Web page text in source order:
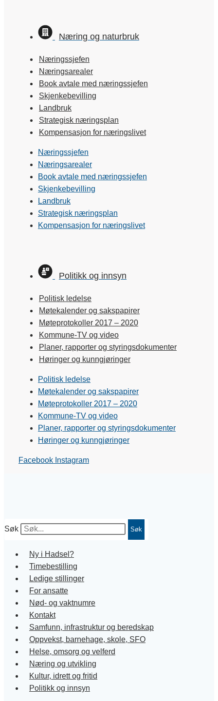
Næring og naturbruk
Næringssjefen
Næringsarealer
Book avtale med næringssjefen
Skjenkebevilling
Landbruk
Strategisk næringsplan
Kompensasjon for næringslivet
Næringssjefen
Næringsarealer
Book avtale med næringssjefen
Skjenkebevilling
Landbruk
Strategisk næringsplan
Kompensasjon for næringslivet
Politikk og innsyn
Politisk ledelse
Møtekalender og sakspapirer
Møteprotokoller 2017 – 2020
Kommune-TV og video
Planer, rapporter og styringsdokumenter
Høringer og kunngjøringer
Politisk ledelse
Møtekalender og sakspapirer
Møteprotokoller 2017 – 2020
Kommune-TV og video
Planer, rapporter og styringsdokumenter
Høringer og kunngjøringer
Facebook Instagram
Søk Søk
Ny i Hadsel?
Timebestilling
Ledige stillinger
For ansatte
Nød- og vaktnumre
Kontakt
Samfunn, infrastruktur og beredskap
Oppvekst, barnehage, skole, SFO
Helse, omsorg og velferd
Næring og utvikling
Kultur, idrett og fritid
Politikk og innsyn